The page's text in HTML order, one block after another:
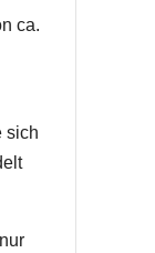
ca.
sich